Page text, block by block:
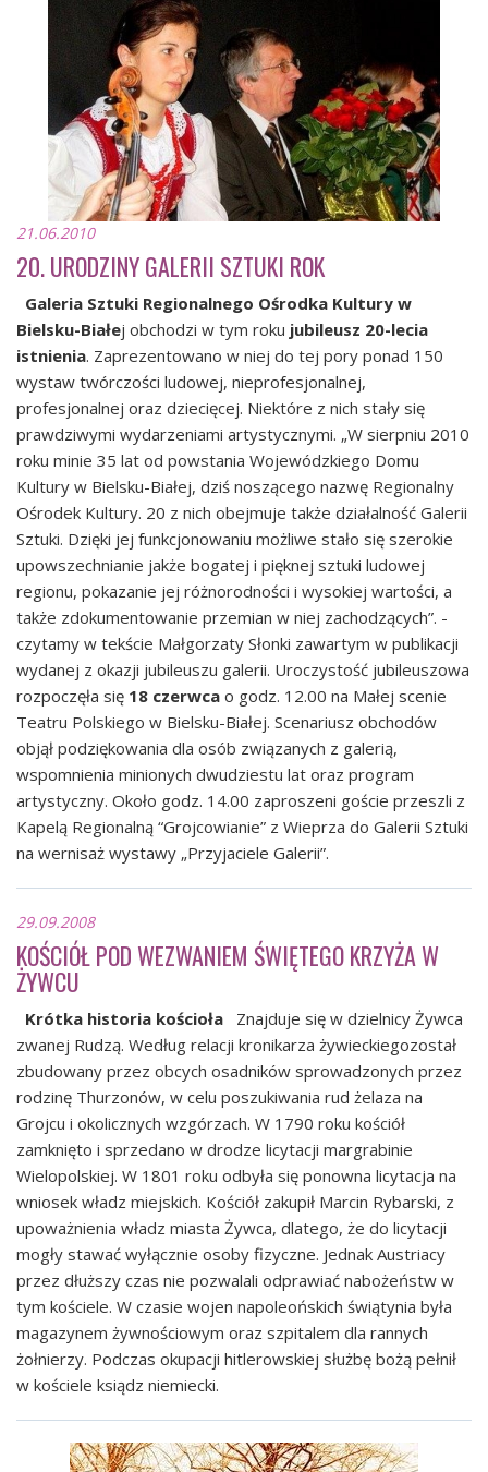
21.06.2010
20. URODZINY GALERII SZTUKI ROK
Galeria Sztuki Regionalnego Ośrodka Kultury w
Bielsku-Białej obchodzi w tym roku jubileusz 20-lecia
istnienia. Zaprezentowano w niej do tej pory ponad 150
wystaw twórczości ludowej, nieprofesjonalnej,
profesjonalnej oraz dziecięcej. Niektóre z nich stały się
prawdziwymi wydarzeniami artystycznymi. „W sierpniu 2010
roku minie 35 lat od powstania Wojewódzkiego Domu
Kultury w Bielsku-Białej, dziś noszącego nazwę Regionalny
Ośrodek Kultury. 20 z nich obejmuje także działalność Galerii
Sztuki. Dzięki jej funkcjonowaniu możliwe stało się szerokie
upowszechnianie jakże bogatej i pięknej sztuki ludowej
regionu, pokazanie jej różnorodności i wysokiej wartości, a
także zdokumentowanie przemian w niej zachodzących”. -
czytamy w tekście Małgorzaty Słonki zawartym w publikacji
wydanej z okazji jubileuszu galerii. Uroczystość jubileuszowa
rozpoczęła się 18 czerwca o godz. 12.00 na Małej scenie
Teatru Polskiego w Bielsku-Białej. Scenariusz obchodów
objął podziękowania dla osób związanych z galerią,
wspomnienia minionych dwudziestu lat oraz program
artystyczny. Około godz. 14.00 zaproszeni goście przeszli z
Kapelą Regionalną “Grojcowianie” z Wieprza do Galerii Sztuki
na wernisaż wystawy „Przyjaciele Galerii”.
29.09.2008
KOŚCIÓŁ POD WEZWANIEM ŚWIĘTEGO KRZYŻA W
ŻYWCU
Krótka historia kościoła Znajduje się w dzielnicy Żywca
zwanej Rudzą. Według relacji kronikarza żywieckiegozostał
zbudowany przez obcych osadników sprowadzonych przez
rodzinę Thurzonów, w celu poszukiwania rud żelaza na
Grojcu i okolicznych wzgórzach. W 1790 roku kościół
zamknięto i sprzedano w drodze licytacji margrabinie
Wielopolskiej. W 1801 roku odbyła się ponowna licytacja na
wniosek władz miejskich. Kościół zakupił Marcin Rybarski, z
upoważnienia władz miasta Żywca, dlatego, że do licytacji
mogły stawać wyłącznie osoby fizyczne. Jednak Austriacy
przez dłuższy czas nie pozwalali odprawiać nabożeństw w
tym kościele. W czasie wojen napoleońskich świątynia była
magazynem żywnościowym oraz szpitalem dla rannych
żołnierzy. Podczas okupacji hitlerowskiej służbę bożą pełnił
w kościele ksiądz niemiecki.